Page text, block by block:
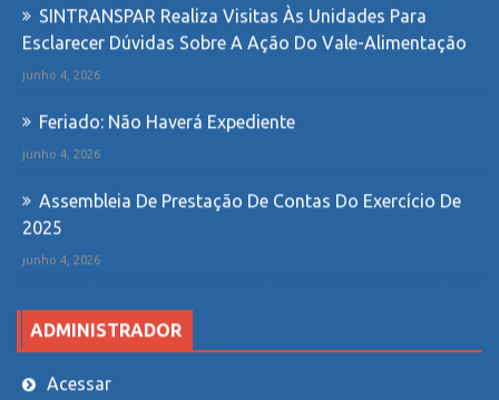
SINTRANSPAR Realiza Visitas Às Unidades Para
Esclarecer Dúvidas Sobre A Ação Do Vale-Alimentação
junho 4, 2026
Feriado: Não Haverá Expediente
junho 4, 2026
Assembleia De Prestação De Contas Do Exercício De
2025
junho 4, 2026
ADMINISTRADOR
Acessar